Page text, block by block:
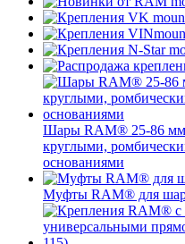
Шары RAM® 25-86 мм
круглыми,
основаниями
Муфты RAM® для